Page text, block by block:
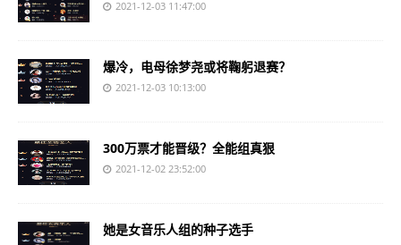
2021-12-03 11:47:00
爆冷，电母徐梦尧或将鞠躬退赛？
2021-12-03 10:13:00
300万票才能晋级？全能组真狠
2021-12-02 23:52:00
她是女音乐人组的种子选手